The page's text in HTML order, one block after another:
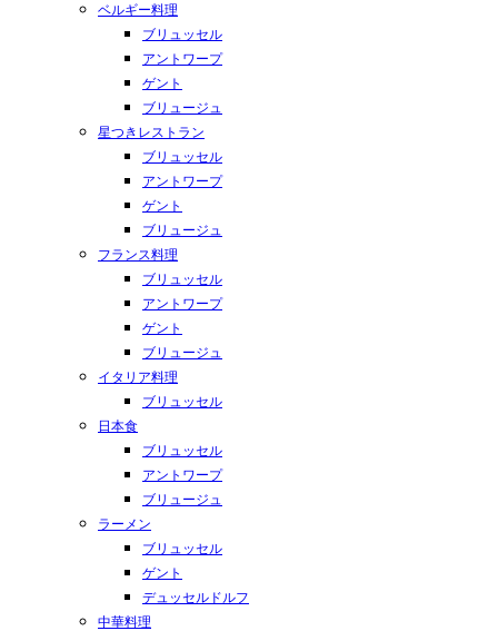
ベルギー料理
ブリュッセル
アントワープ
ゲント
ブリュージュ
星つきレストラン
ブリュッセル
アントワープ
ゲント
ブリュージュ
フランス料理
ブリュッセル
アントワープ
ゲント
ブリュージュ
イタリア料理
ブリュッセル
日本食
ブリュッセル
アントワープ
ブリュージュ
ラーメン
ブリュッセル
ゲント
デュッセルドルフ
中華料理